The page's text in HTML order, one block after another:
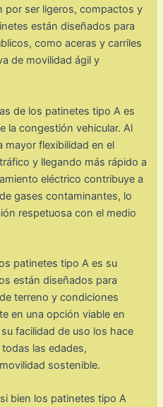
por ser ligeros, compactos y
están diseñados para
como aceras y carriles
de movilidad ágil y
de los patinetes tipo A es
la congestión vehicular. Al
mayor flexibilidad en el
y llegando más rápido a
eléctrico contribuye a
gases contaminantes, lo
respetuosa con el medio
patinetes tipo A es su
están diseñados para
terreno y condiciones
en una opción viable en
facilidad de uso los hace
las edades,
sostenible.
bien los patinetes tipo A